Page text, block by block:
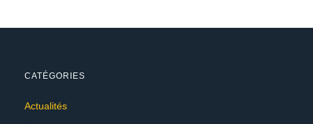
CATÉGORIES
Actualités